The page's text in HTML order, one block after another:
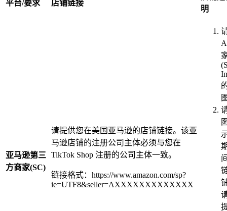
平台/要求 店铺链接
明
亚马逊第三
方商家(SC)
请提供您在美国亚马逊的店铺链接。该亚
马逊店铺的注册公司主体必须与您在
TikTok Shop 注册的公司主体一致。
链接格式：https://www.amazon.com/sp?
ie=UTF8&seller=AXXXXXXXXXXXXX